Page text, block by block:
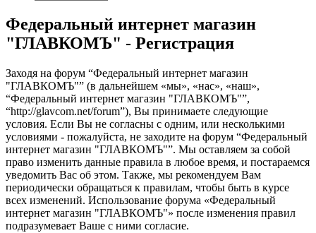
Федеральный интернет магазин
"ГЛАВКОМЪ" - Регистрация
Заходя на форум “Федеральный интернет магазин
"ГЛАВКОМЪ"” (в дальнейшем «мы», «нас», «наш»,
“Федеральный интернет магазин "ГЛАВКОМЪ"”,
“http://glavcom.net/forum”), Вы принимаете следующие
условия. Если Вы не согласны с одним, или несколькими
условиями - пожалуйста, не заходите на форум “Федеральный
интернет магазин "ГЛАВКОМЪ"”. Мы оставляем за собой
право изменить данные правила в любое время, и постараемся
уведомить Вас об этом. Также, мы рекомендуем Вам
периодически обращаться к правилам, чтобы быть в курсе
всех изменений. Использование форума «Федеральный
интернет магазин "ГЛАВКОМЪ"» после изменения правил
подразумевает Ваше с ними согласие.